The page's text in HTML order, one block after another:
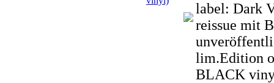
label: Dark
reissue mit
lim.Edition
BLACK